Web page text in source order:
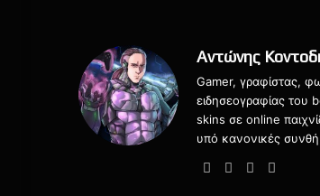
Αντώνης
Gamer, γραφίστας,
ειδησεογραφίας του
skins σε online
υπό κανονικές
WebsiteFacebook
X